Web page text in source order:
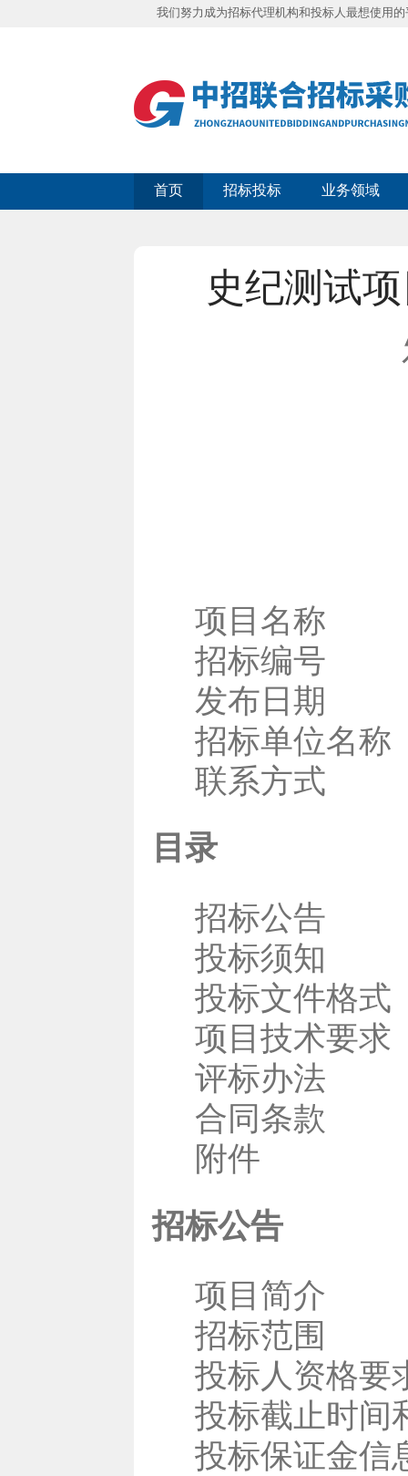
我们努力成为招标代理机构和投标人最想使用的
首页 招标投标 业务领域
史纪测试
项目名称
招标编号
发布日期
招标单位名称
联系方式
目录
招标公告
投标须知
投标文件格式
项目技术要求
评标办法
合同条款
附件
招标公告
项目简介
招标范围
投标人资格要
投标截止时间
投标保证金信